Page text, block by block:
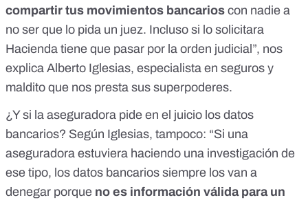
compartir tus movimientos bancarios con nadie a
no ser que lo pida un juez. Incluso si lo solicitara
Hacienda tiene que pasar por la orden judicial”, nos
explica Alberto Iglesias, especialista en seguros y
maldito que nos presta sus superpoderes.
¿Y si la aseguradora pide en el juicio los datos
bancarios? Según Iglesias, tampoco: “Si una
aseguradora estuviera haciendo una investigación de
ese tipo, los datos bancarios siempre los van a
denegar porque no es información válida para un